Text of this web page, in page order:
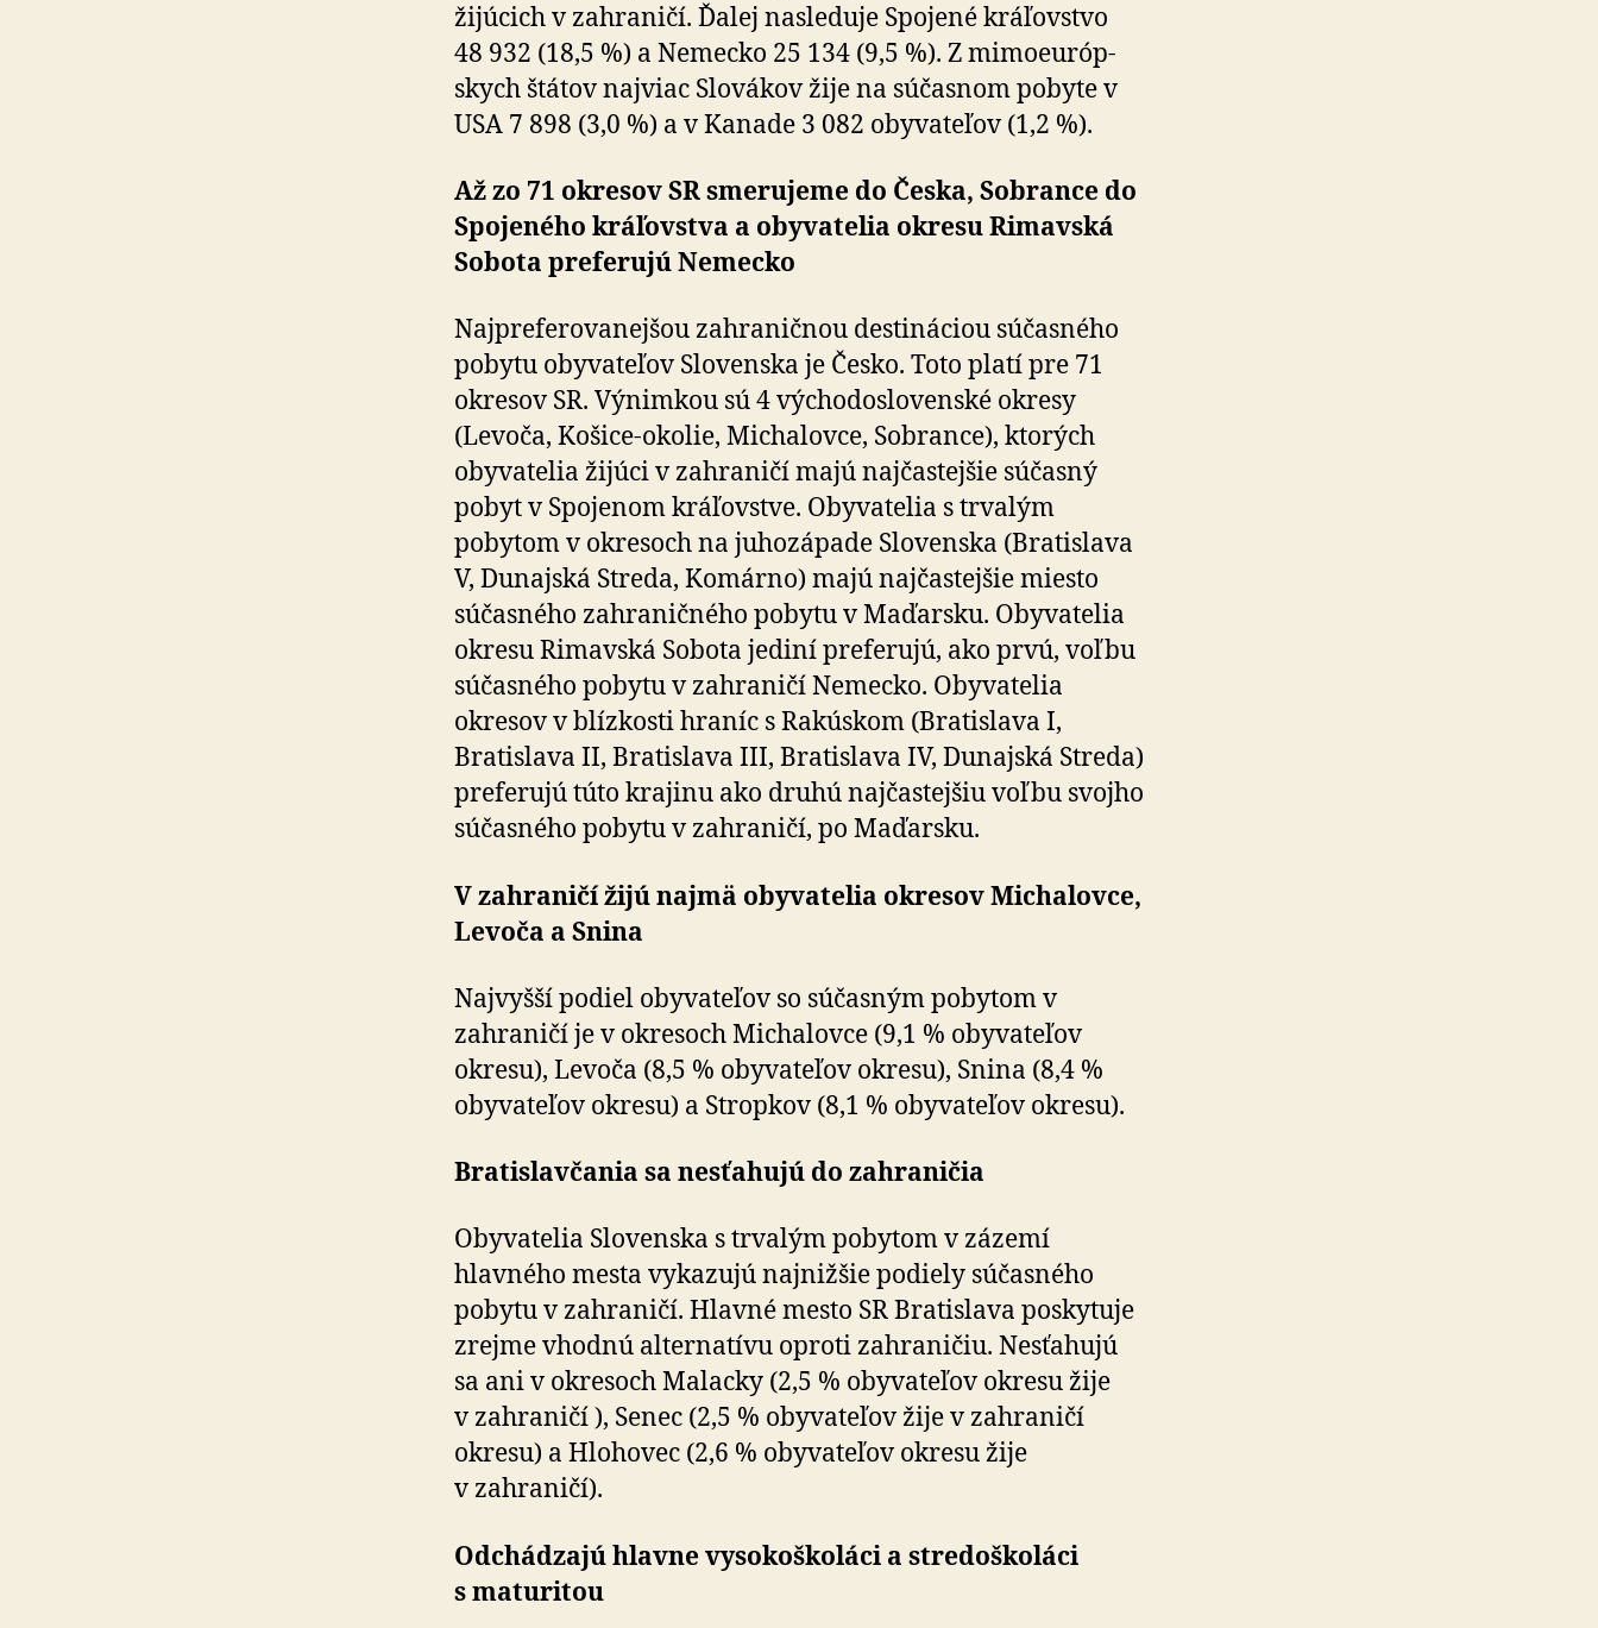
žijúcich v zahraničí. Ďalej nasleduje Spojené kráľovstvo
48 932 (18,5 %) a Nemecko 25 134 (9,5 %). Z mimo­eu­róp­
skych štátov najviac Slovákov žije na súčasnom pobyte v
USA 7 898 (3,0 %) a v Kanade 3 082 obyvateľov (1,2 %).
Až zo 71 okresov SR smerujeme do Česka, Sobrance do
Spojeného kráľovstva a obyvatelia okresu Rimavská
Sobota preferujú Nemecko
Najpreferovanejšou zahraničnou destináciou súčasného
pobytu obyvateľov Slovenska je Česko. Toto platí pre 71
okresov SR. Výnimkou sú 4 východoslovenské okresy
(Levoča, Košice-okolie, Michalovce, Sobrance), ktorých
obyvatelia žijúci v zahraničí majú najčastejšie súčasný
pobyt v Spojenom kráľovstve. Obyvatelia s trvalým
pobytom v okresoch na juhozápade Slovenska (Bratislava
V, Dunajská Streda, Komárno) majú najčastejšie miesto
súčasného zahraničného pobytu v Maďarsku. Obyvatelia
okresu Rimavská Sobota jediní preferujú, ako prvú, voľbu
súčasného pobytu v zahraničí Nemecko. Obyvatelia
okresov v blízkosti hraníc s Rakúskom (Bratislava I,
Bratislava II, Bratislava III, Bratislava IV, Dunajská Streda)
preferujú túto krajinu ako druhú najčastejšiu voľbu svojho
súčasného pobytu v zahraničí, po Maďarsku.
V zahraničí žijú najmä obyvatelia okresov Michalovce,
Levoča a Snina
Najvyšší podiel obyvateľov so súčasným pobytom v
zahraničí je v okresoch Michalovce (9,1 % obyvateľov
okresu), Levoča (8,5 % obyvateľov okresu), Snina (8,4 %
obyvateľov okresu) a Stropkov (8,1 % obyvateľov okresu).
Bratislavčania sa nesťahujú do zahraničia
Obyvatelia Slovenska s trvalým pobytom v zázemí
hlavného mesta vykazujú najnižšie podiely súčasného
pobytu v zahraničí. Hlavné mesto SR Bratislava poskytuje
zrejme vhodnú alternatívu oproti zahraničiu. Nesťahujú
sa ani v okresoch Malacky (2,5 % obyvateľov okresu žije
v zahraničí ), Senec (2,5 % obyvateľov žije v zahraničí
okresu) a Hlohovec (2,6 % obyvateľov okresu žije
v zahraničí).
Odchádzajú hlavne vysokoškoláci a stredoškoláci
s maturitou